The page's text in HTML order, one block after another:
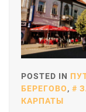
POSTED IN
БЕРЕГОВО,
КАРПАТЫ